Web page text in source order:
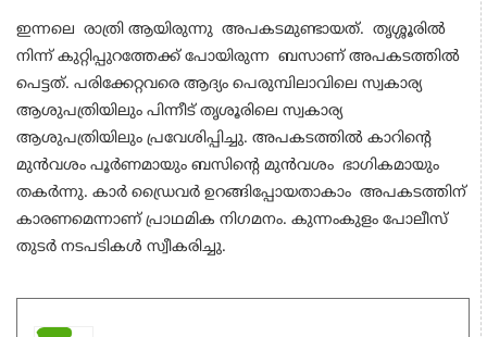
ഇന്നലെ രാത്രി ആയിരുന്നു അപകടമുണ്ടായത്. തൃശ്ശൂരിൽ
നിന്ന് കുറ്റിപ്പുറത്തേക്ക് പോയിരുന്ന ബസാണ് അപകടത്തിൽ
പെട്ടത്. പരിക്കേറ്റവരെ ആദ്യം പെരുമ്പിലാവിലെ സ്വകാര്യ
ആശുപത്രിയിലും പിന്നീട് തൃശൂരിലെ സ്വകാര്യ
ആശുപത്രിയിലും പ്രവേശിപ്പിച്ചു. അപകടത്തിൽ കാറിന്റെ
മുൻവശം പൂർണമായും ബസിൻ്റെ മുൻവശം ഭാഗികമായും
തകർന്നു. കാർ ഡ്രൈവർ ഉറങ്ങിപ്പോയതാകാം അപകടത്തിന്
കാരണമെന്നാണ് പ്രാഥമിക നിഗമനം. കുന്നംകുളം പോലീസ്
തുടർ നടപടികൾ സ്വീകരിച്ചു.